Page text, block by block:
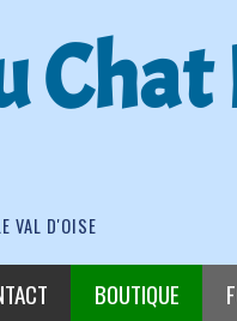
VAL D'OISE
BOUTIQUE